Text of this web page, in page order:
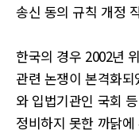
송신 동의 규칙 개정
한국의 경우 2002년
관련 논쟁이 본격화
와 입법기관인 국회
정비하지 못한 까닭